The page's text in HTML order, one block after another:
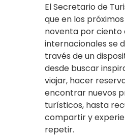
El Secretario de
que en los
noventa por ciento
internacionales se
través de un
desde buscar
viajar, hacer
encontrar nuevos
turísticos, hasta
compartir y
repetir.